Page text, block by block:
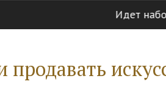
Идет набор
продавать